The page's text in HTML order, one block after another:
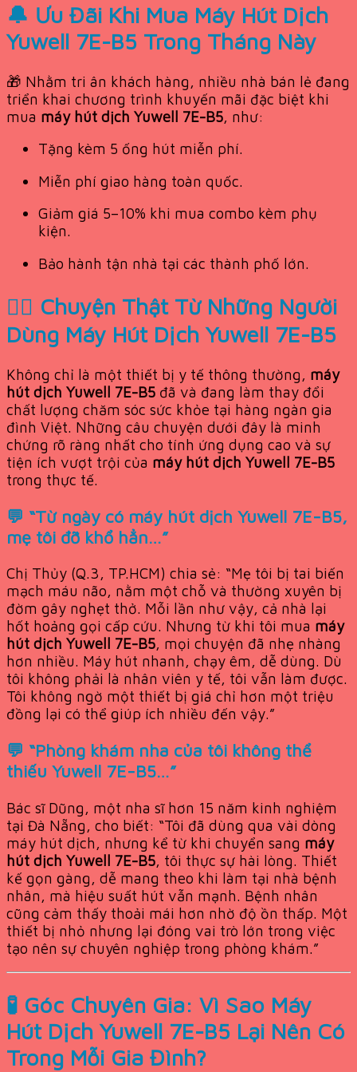
🔔 Ưu Đãi Khi Mua Máy Hút Dịch
Yuwell 7E-B5 Trong Tháng Này
🎁 Nhằm tri ân khách hàng, nhiều nhà bán lẻ đang
triển khai chương trình khuyến mãi đặc biệt khi
mua máy hút dịch Yuwell 7E-B5, như:
Tặng kèm 5 ống hút miễn phí.
Miễn phí giao hàng toàn quốc.
Giảm giá 5–10% khi mua combo kèm phụ
kiện.
Bảo hành tận nhà tại các thành phố lớn.
👨‍⚕️ Chuyện Thật Từ Những Người
Dùng Máy Hút Dịch Yuwell 7E-B5
Không chỉ là một thiết bị y tế thông thường, máy
hút dịch Yuwell 7E-B5 đã và đang làm thay đổi
chất lượng chăm sóc sức khỏe tại hàng ngàn gia
đình Việt. Những câu chuyện dưới đây là minh
chứng rõ ràng nhất cho tính ứng dụng cao và sự
tiện ích vượt trội của máy hút dịch Yuwell 7E-B5
trong thực tế.
💬 “Từ ngày có máy hút dịch Yuwell 7E-B5,
mẹ tôi đỡ khổ hẳn…”
Chị Thủy (Q.3, TP.HCM) chia sẻ: “Mẹ tôi bị tai biến
mạch máu não, nằm một chỗ và thường xuyên bị
đờm gây nghẹt thở. Mỗi lần như vậy, cả nhà lại
hốt hoảng gọi cấp cứu. Nhưng từ khi tôi mua máy
hút dịch Yuwell 7E-B5, mọi chuyện đã nhẹ nhàng
hơn nhiều. Máy hút nhanh, chạy êm, dễ dùng. Dù
tôi không phải là nhân viên y tế, tôi vẫn làm được.
Tôi không ngờ một thiết bị giá chỉ hơn một triệu
đồng lại có thể giúp ích nhiều đến vậy.”
💬 “Phòng khám nha của tôi không thể
thiếu Yuwell 7E-B5…”
Bác sĩ Dũng, một nha sĩ hơn 15 năm kinh nghiệm
tại Đà Nẵng, cho biết: “Tôi đã dùng qua vài dòng
máy hút dịch, nhưng kể từ khi chuyển sang máy
hút dịch Yuwell 7E-B5, tôi thực sự hài lòng. Thiết
kế gọn gàng, dễ mang theo khi làm tại nhà bệnh
nhân, mà hiệu suất hút vẫn mạnh. Bệnh nhân
cũng cảm thấy thoải mái hơn nhờ độ ồn thấp. Một
thiết bị nhỏ nhưng lại đóng vai trò lớn trong việc
tạo nên sự chuyên nghiệp trong phòng khám.”
🧪 Góc Chuyên Gia: Vì Sao Máy
Hút Dịch Yuwell 7E-B5 Lại Nên Có
Trong Mỗi Gia Đình?